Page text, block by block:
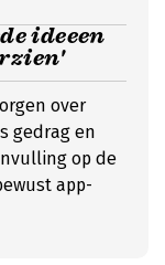
ideeen
over
gedrag en
op de
app-